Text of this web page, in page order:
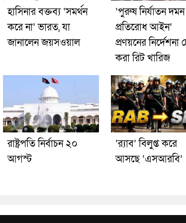
হাসিনার বক্তব্য ‘সমর্থন
করে না’ ভারত, যা
জানালেন জয়সওয়াল
‘পুরুষ নির্যাতন
প্রতিরোধ আইন’
প্রণয়নের নির্দেশনা
করা রিট খারিজ
রাষ্ট্রপতি নির্বাচন ২০
আগস্ট
‘র‍্যাব’ বিলুপ্ত করে
আসছে ‘এসআরবি’